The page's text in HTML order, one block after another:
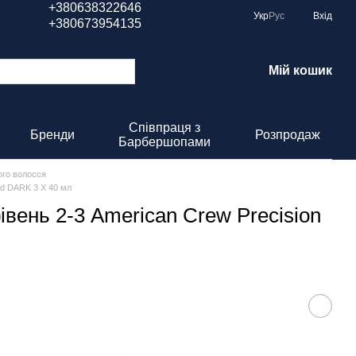
+380638322646
+380673954135
УкрРус Вхід
Мій кошик
Бренди
Співпраця з
Барбершопами
Розпродаж
волосся
DARK 3 X 40 мл
2-3 American Crew Precision